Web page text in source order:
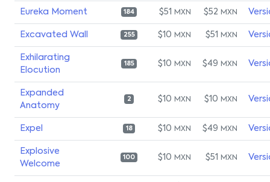
Eureka Moment 184 $51 MXN $52 MXN
Excavated Wall 255 $10 MXN $51 MXN
Exhilarating
Elocution
185 $10 MXN $49 MXN
Expanded
Anatomy
2 $10 MXN $10 MXN
Expel 18 $10 MXN $49 MXN
Explosive
Welcome
100 $10 MXN $51 MXN